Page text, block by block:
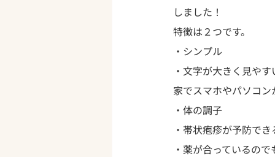
しました！
特徴は２つです。
・シンプル
・文字が大きく見やす
家でスマホやパソコ
・体の調子
・帯状疱疹が予防で
・薬が合っているの